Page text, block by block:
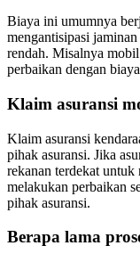
Biaya ini umumnya
mengantisipasi
rendah. Misalnya
perbaikan dengan
Klaim asuransi
Klaim asuransi
pihak asuransi. Jika
rekanan terdekat untuk
melakukan perbaikan
pihak asuransi.
Berapa lama